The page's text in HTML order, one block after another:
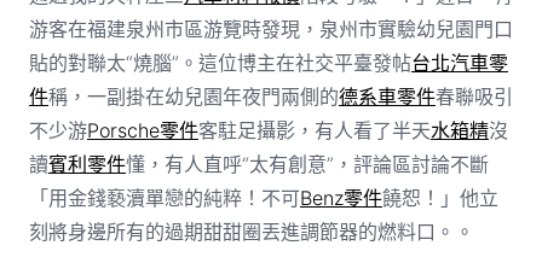
游客在福建泉州市區游覽時發現，泉州市實驗幼兒園門口
貼的對聯太“燒腦”。這位博主在社交平臺發帖台北汽車零
件稱，一副掛在幼兒園年夜門兩側的德系車零件春聯吸引
不少游Porsche零件客駐足攝影，有人看了半天水箱精沒
讀賓利零件懂，有人直呼“太有創意”，評論區討論不斷
「用金錢褻瀆單戀的純粹！不可Benz零件饒恕！」他立
刻將身邊所有的過期甜甜圈丟進調節器的燃料口。。